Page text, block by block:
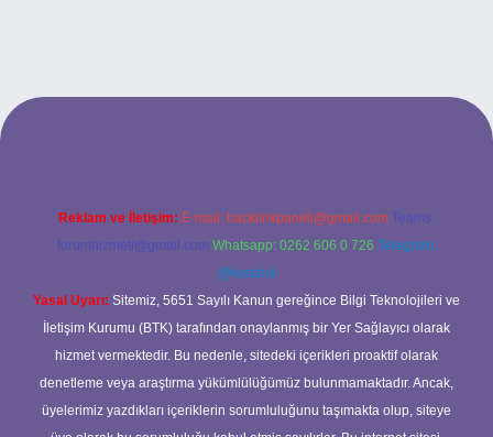
giriş
Reklam ve İletişim: E-mail: backlinkpaneli@gmail.com Teams:
forumhizmeti@gmail.com Whatsapp: 0262 606 0 726 Telegram:
@karabul
Yasal Uyarı: Sitemiz, 5651 Sayılı Kanun gereğince Bilgi Teknolojileri ve
İletişim Kurumu (BTK) tarafından onaylanmış bir Yer Sağlayıcı olarak
hizmet vermektedir. Bu nedenle, sitedeki içerikleri proaktif olarak
denetleme veya araştırma yükümlülüğümüz bulunmamaktadır. Ancak,
üyelerimiz yazdıkları içeriklerin sorumluluğunu taşımakta olup, siteye